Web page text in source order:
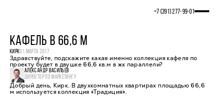
+7 (391) 277‒99‒01
КАФЕЛЬ В 66,6 М
КИРК01 МАРТА 2017
Здравствуйте, подскажите какая именно коллекция кафеля по
проекту будет в двушке 66,6 кв.м в жк параллели?
АЛЕКСАНДР ВАСИЛЬЕВ
ДИРЕКТОР ПО МАРКЕТИНГУ
Добрый день, Кирк. В двухкомнатных квартирах площадью 66,6
м используется коллекция «Традиция».